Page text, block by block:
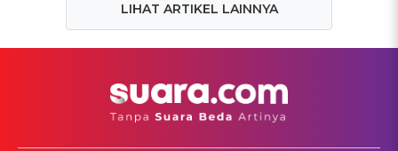
LIHAT ARTIKEL LAINNYA